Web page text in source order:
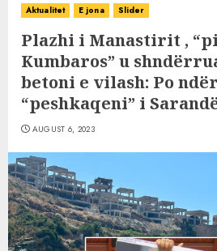
Aktualitet E jona Slider
Plazhi i Manastirit ,
Kumbaros” u
betoni e vilash: Po
“peshkaqeni” i
AUGUST 6, 2023